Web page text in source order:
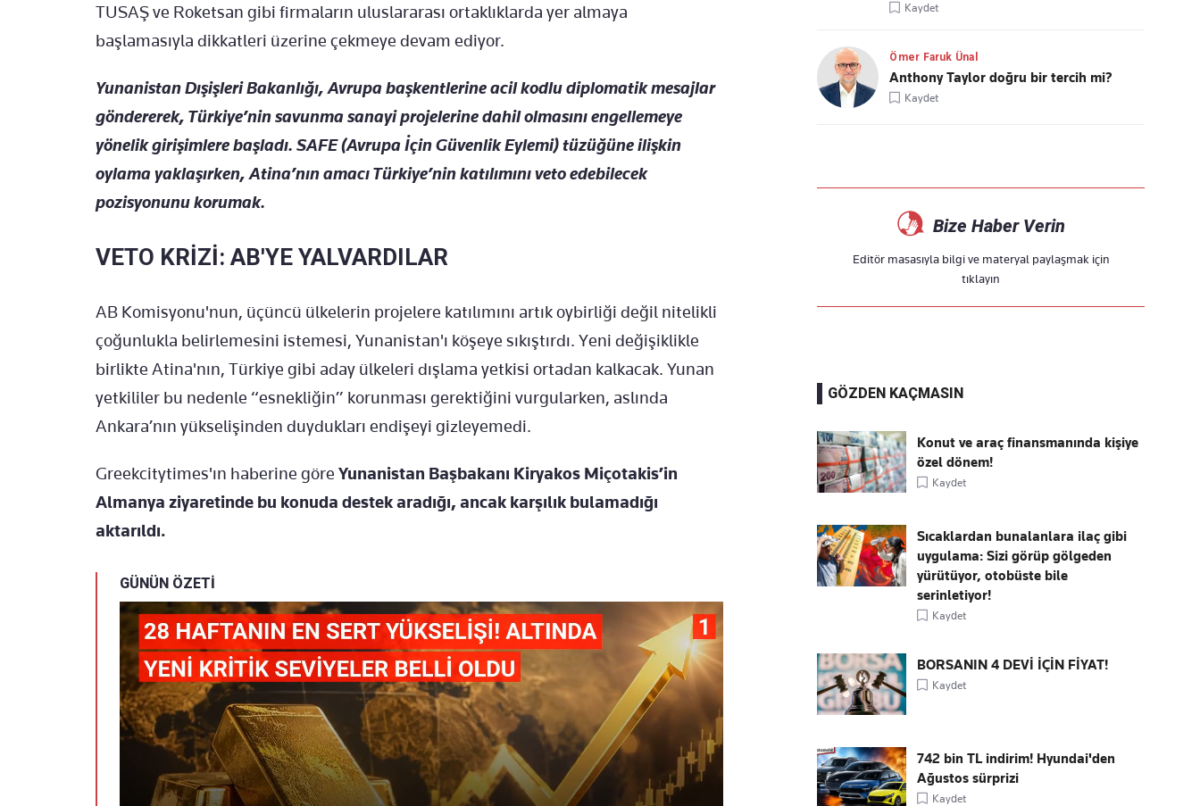
TUSAŞ ve Roketsan gibi firmaların uluslararası ortaklıklarda yer almaya
başlamasıyla dikkatleri üzerine çekmeye devam ediyor.
Yunanistan Dışişleri Bakanlığı, Avrupa başkentlerine acil kodlu diplomatik mesajlar
göndererek, Türkiye’nin savunma sanayi projelerine dahil olmasını engellemeye
yönelik girişimlere başladı. SAFE (Avrupa İçin Güvenlik Eylemi) tüzüğüne ilişkin
oylama yaklaşırken, Atina’nın amacı Türkiye’nin katılımını veto edebilecek
pozisyonunu korumak.
VETO KRİZİ: AB'YE YALVARDILAR
AB Komisyonu'nun, üçüncü ülkelerin projelere katılımını artık oybirliği değil nitelikli
çoğunlukla belirlemesini istemesi, Yunanistan'ı köşeye sıkıştırdı. Yeni değişiklikle
birlikte Atina'nın, Türkiye gibi aday ülkeleri dışlama yetkisi ortadan kalkacak. Yunan
yetkililer bu nedenle “esnekliğin” korunması gerektiğini vurgularken, aslında
Ankara’nın yükselişinden duydukları endişeyi gizleyemedi.
Greekcitytimes'ın haberine göre Yunanistan Başbakanı Kiryakos Miçotakis’in
Almanya ziyaretinde bu konuda destek aradığı, ancak karşılık bulamadığı
aktarıldı.
GÜNÜN ÖZETİ
Kaydet
Ömer Faruk Ünal
Anthony Taylor doğru bir tercih mi?
Kaydet
Bize Haber Verin
Editör masasıyla bilgi ve materyal paylaşmak için
tıklayın
GÖZDEN KAÇMASIN
Konut ve araç finansmanında kişiye
özel dönem!
Kaydet
Sıcaklardan bunalanlara ilaç gibi
uygulama: Sizi görüp gölgeden
yürütüyor, otobüste bile
serinletiyor!
Kaydet
BORSANIN 4 DEVİ İÇİN FİYAT!
Kaydet
742 bin TL indirim! Hyundai'den
Ağustos sürprizi
Kaydet